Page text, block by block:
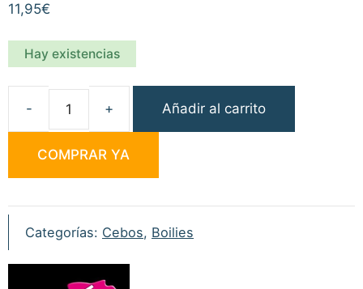
11,95€
Hay existencias
Nutrigo
Jugo
20mm
Añadir al carrito
COMPRAR YA
Categorías: Cebos, Boilies